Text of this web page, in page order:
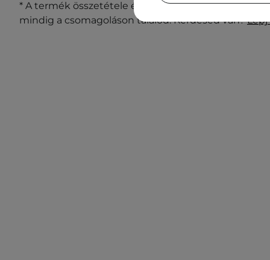
* A termék összetétele és csomagolása változhat.
mindig a csomagoláson találod. Kérdésed van?Lépj